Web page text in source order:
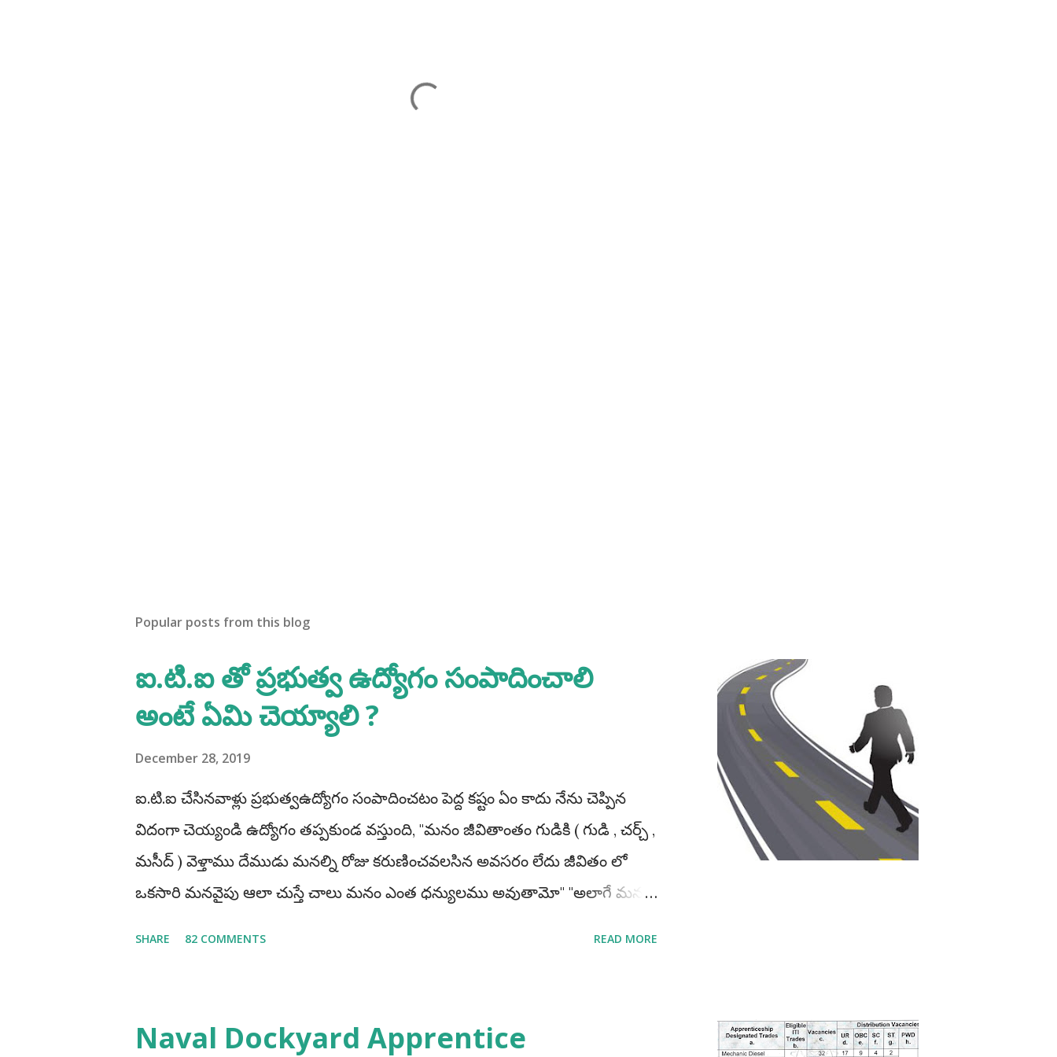
Popular posts from this blog
ఐ.టి.ఐ తో ప్రభుత్వ ఉద్యోగం సంపాదించాలి
అంటే ఏమి చెయ్యాలి ?
December 28, 2019
ఐ.టి.ఐ చేసినవాళ్లు ప్రభుత్వఉద్యోగం సంపాదించటం పెద్ద కష్టం ఏం కాదు నేను చెప్పిన
విదంగా చెయ్యండి ఉద్యోగం తప్పకుండ వస్తుంది, "మనం జీవితాంతం గుడికి ( గుడి , చర్చ్ ,
మసీద్ ) వెళ్తాము దేముడు మనల్ని రోజు కరుణించవలసిన అవసరం లేదు జీవితం లో
ఒకసారి మనవైపు ఆలా చుస్తే చాలు మనం ఎంత ధన్యులము అవుతామో" "అలాగే మనం
అప్లై చేస్తాను ఇక మిగతావి చెయ్యను అంటేయ్ మీకు ఉద్యోగమొచ్చే అవకాశములు 90%
SHARE 82 COMMENTS READ MORE
Naval Dockyard Apprentice